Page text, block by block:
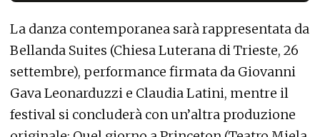
La danza contemporanea sarà rappresentata da
Bellanda Suites (Chiesa Luterana di Trieste, 26
settembre), performance firmata da Giovanni
Gava Leonarduzzi e Claudia Latini, mentre il
festival si concluderà con un’altra produzione